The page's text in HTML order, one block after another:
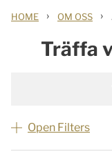
HOME › OM OSS ›
Träffa
Open Filters